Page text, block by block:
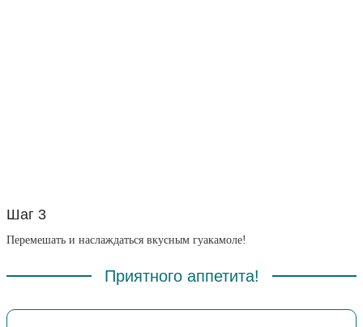
Шаг 3
Перемешать и наслаждаться вкусным гуакамоле!
Приятного аппетита!